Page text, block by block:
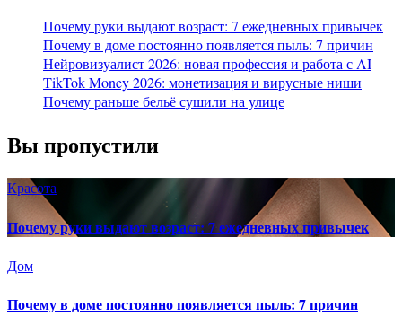
Почему руки выдают возраст: 7 ежедневных привычек
Почему в доме постоянно появляется пыль: 7 причин
Нейровизуалист 2026: новая профессия и работа с AI
TikTok Money 2026: монетизация и вирусные ниши
Почему раньше бельё сушили на улице
Вы пропустили
Красота
Почему руки выдают возраст: 7 ежедневных привычек
Дом
Почему в доме постоянно появляется пыль: 7 причин